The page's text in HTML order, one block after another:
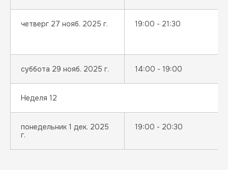
четверг 27 нояб. 2025 г. 19:00 - 21:30
суббота 29 нояб. 2025 г. 14:00 - 19:00
Неделя 12
понедельник 1 дек. 2025
г.
19:00 - 20:30